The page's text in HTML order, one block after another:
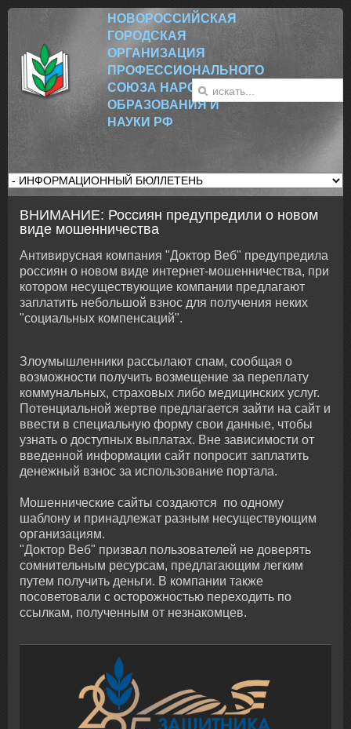
НОВОРОССИЙСКАЯ
ГОРОДСКАЯ
ОРГАНИЗАЦИЯ
ПРОФЕССИОНАЛЬНОГО
СОЮЗА НАРОДНОГО
ОБРАЗОВАНИЯ И
НАУКИ РФ
ВНИМАНИЕ: Россиян предупредили о новом
виде мошенничества
Антивирусная компания "Доктор Веб" предупредила
россиян о новом виде интернет-мошенничества, при
котором несуществующие компании предлагают
заплатить небольшой взнос для получения неких
"социальных компенсаций".
Злоумышленники рассылают спам, сообщая о
возможности получить возмещение за переплату
коммунальных, страховых либо медицинских услуг.
Потенциальной жертве предлагается зайти на сайт и
ввести в специальную форму свои данные, чтобы
узнать о доступных выплатах. Вне зависимости от
введенной информации сайт попросит заплатить
денежный взнос за использование портала.
Мошеннические сайты создаются по одному
шаблону и принадлежат разным несуществующим
организациям.
"Доктор Веб" призвал пользователей не доверять
сомнительным ресурсам, предлагающим легким
путем получить деньги. В компании также
посоветовали с осторожностью переходить по
ссылкам, полученным от незнакомцев.